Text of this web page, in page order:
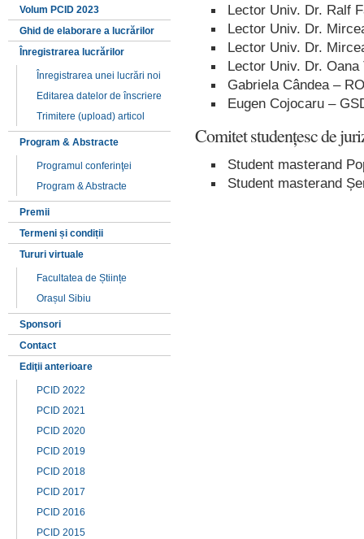
Volum PCID 2023
Ghid de elaborare a lucrărilor
Înregistrarea lucrărilor
Înregistrarea unei lucrări noi
Editarea datelor de înscriere
Trimitere (upload) articol
Program & Abstracte
Programul conferinţei
Program & Abstracte
Premii
Termeni și condiții
Tururi virtuale
Facultatea de Științe
Orașul Sibiu
Sponsori
Contact
Ediţii anterioare
PCID 2022
PCID 2021
PCID 2020
PCID 2019
PCID 2018
PCID 2017
PCID 2016
PCID 2015
Lector Univ. Dr. Ralf
Lector Univ. Dr.
Lector Univ. Dr.
Lector Univ. Dr. Oana
Gabriela Cândea –
Eugen Cojocaru –
Comitet studenţesc de
Student masterand
Student masterand